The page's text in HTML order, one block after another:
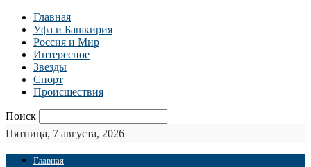
Главная
Уфа и Башкирия
Россия и Мир
Интересное
Звезды
Спорт
Происшествия
Поиск
Пятница, 7 августа, 2026
Главная